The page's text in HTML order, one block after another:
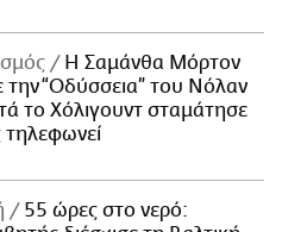
Η Σαμάνθα Μόρτον
την “Οδύσσεια” του Νόλαν
το Χόλιγουντ σταμάτησε
τηλεφωνεί
55 ώρες στο νερό: